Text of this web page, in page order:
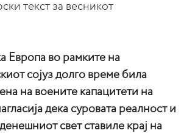
текст за весникот
Европа во рамките на
сојуз долго време била
на воените капацитети на
дека суровата реалност и
свет ставиле крај на